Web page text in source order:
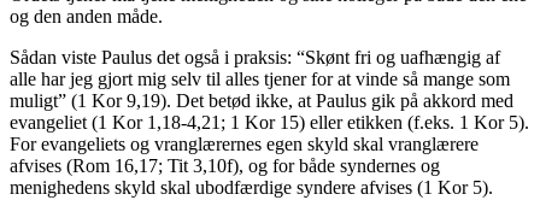
og den anden måde.
Sådan viste Paulus det også i praksis: “Skønt fri og uafhængig af
alle har jeg gjort mig selv til alles tjener for at vinde så mange som
muligt” (1 Kor 9,19). Det betød ikke, at Paulus gik på akkord med
evangeliet (1 Kor 1,18-4,21; 1 Kor 15) eller etikken (f.eks. 1 Kor 5).
For evangeliets og vranglærernes egen skyld skal vranglærere
afvises (Rom 16,17; Tit 3,10f), og for både syndernes og
menighedens skyld skal ubodfærdige syndere afvises (1 Kor 5).